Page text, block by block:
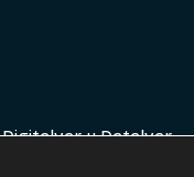
DigitalvaryDatalvar